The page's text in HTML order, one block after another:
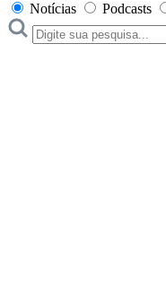
Notícias
Podcasts